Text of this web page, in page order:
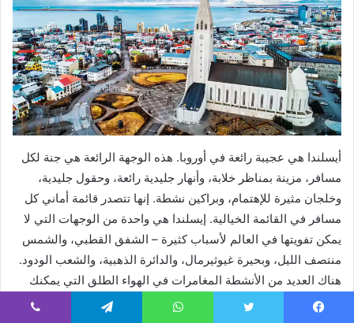
أيسلندا هي عجيبة رائعة في أوروبا. هذه الوجهة الرائعة هي جنة لكل
مسافر، مزينة بمناظر خلابة، وأنهار جليدية رائعة، وحقول جليدية،
وخلجان مثيرة للإهتمام، وبراكين نشطة. إنها تتصدر قائمة أماني كل
مسافر في القائمة الخيالية. إيسلندا هي واحدة من الوجهات التي لا
يمكن تفويتها في العالم لأسباب كثيرة – الشفق القطبي، والشمس
منتصف الليل، وبحيرة غيوثيرمال، والدائرة الذهبية، والشعب الودود.
هناك العديد من الأنشطة المغامرات في الهواء الطلق التي يمكنك
الاستمتاع بها، جنبًا إلى جنب مع مشاهدة المعالم والاستكشاف. بغض